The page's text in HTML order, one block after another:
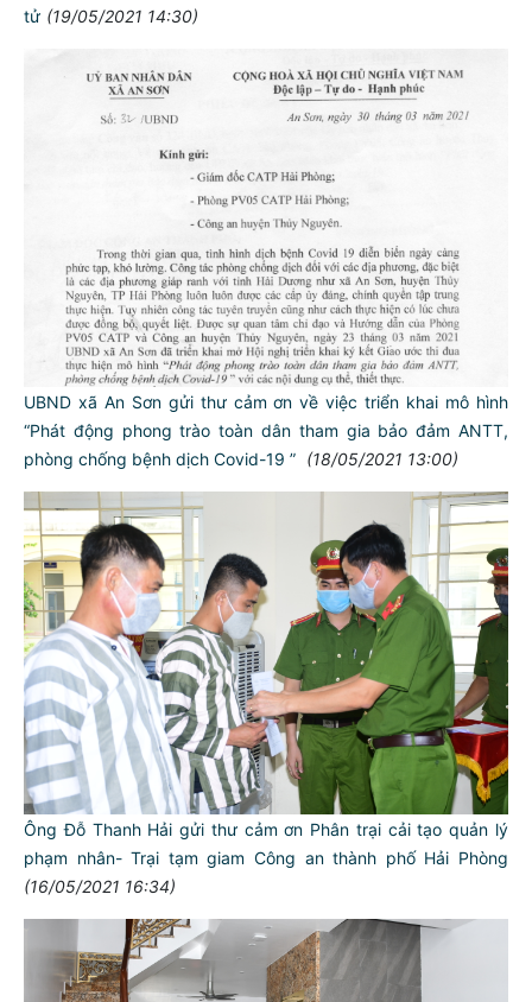
tử (19/05/2021 14:30)
UBND xã An Sơn gửi thư cảm ơn về việc triển khai mô hình
“Phát động phong trào toàn dân tham gia bảo đảm ANTT,
phòng chống bệnh dịch Covid-19 ” (18/05/2021 13:00)
Ông Đỗ Thanh Hải gửi thư cảm ơn Phân trại cải tạo quản lý
phạm nhân- Trại tạm giam Công an thành phố Hải Phòng
(16/05/2021 16:34)